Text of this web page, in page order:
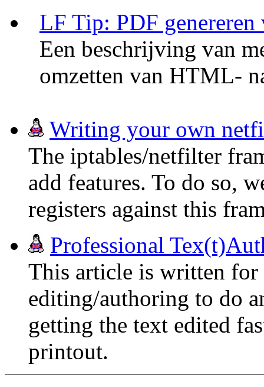
LF Tip: PDF
Een beschrijving van
omzetten van HTML-
Writing your own
The iptables/netfilter
add features. To do so,
registers against this
Professional
This article is written
editing/authoring to do
getting the text edited
printout.